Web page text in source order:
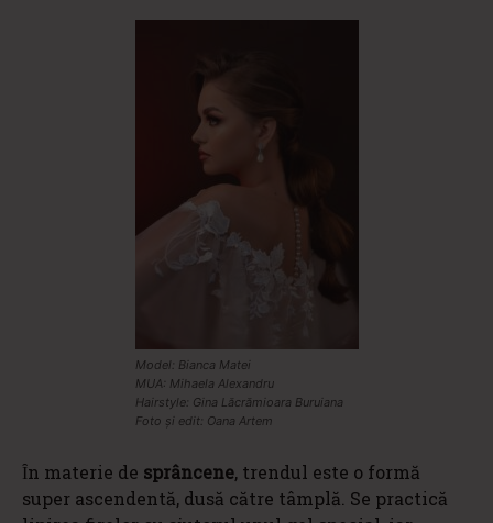
Model: Bianca Matei
MUA: Mihaela Alexandru
Hairstyle: Gina Lăcrămioara Buruiana
Foto și edit: Oana Artem
Ȋn materie de sprâncene, trendul este o formă
super ascendentă, dusă către tâmplă. Se practică